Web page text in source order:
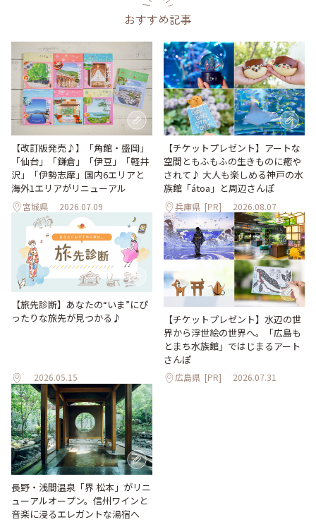
おすすめ記事
【改訂版発売♪】「角館・盛岡」
「仙台」「鎌倉」「伊豆」「軽井
沢」「伊勢志摩」国内6エリアと
海外1エリアがリニューアル
宮城県 2026.07.09
【チケットプレゼント】アートな
空間ともふもふの生きものに癒や
されて♪ 大人も楽しめる神戸の水
族館「átoa」と周辺さんぽ
兵庫県 [PR] 2026.08.07
【旅先診断】あなたの“いま”にぴ
ったりな旅先が見つかる♪
2026.05.15
【チケットプレゼント】水辺の世
界から浮世絵の世界へ。「広島も
とまち水族館」ではじまるアート
さんぽ
広島県 [PR] 2026.07.31
長野・浅間温泉「界 松本」がリニ
ューアルオープン。信州ワインと
音楽に浸るエレガントな湯宿へ